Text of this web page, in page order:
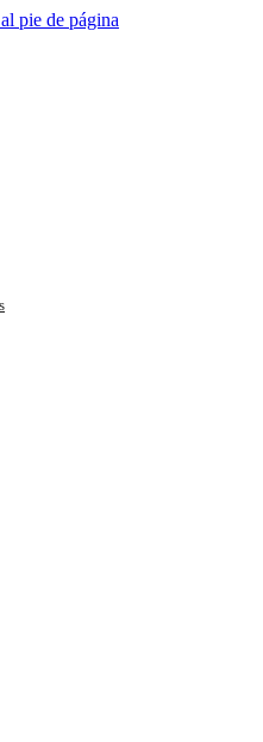
pie de página